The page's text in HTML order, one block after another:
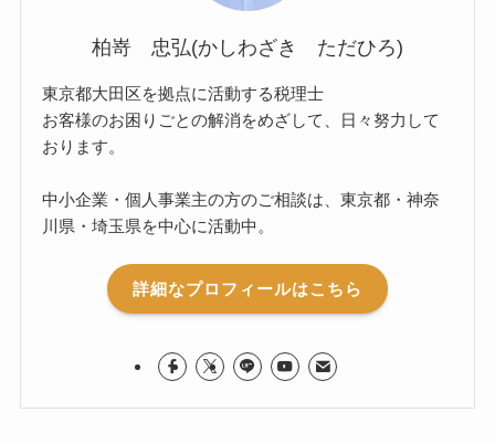
柏嵜 忠弘(かしわざき ただひろ)
東京都大田区を拠点に活動する税理士
お客様のお困りごとの解消をめざして、日々努力して
おります。
中小企業・個人事業主の方のご相談は、東京都・神奈
川県・埼玉県を中心に活動中。
詳細なプロフィールはこちら